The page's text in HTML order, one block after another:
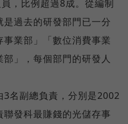
，比例超過8成。從編制
是過去的研發部門已一分
業部」「數位消費事業
」，每個部門的研發人
3名副總負責，分別是2002
發科最賺錢的光儲存事